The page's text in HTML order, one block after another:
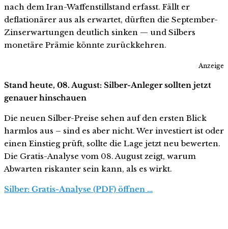
nach dem Iran-Waffenstillstand erfasst. Fällt er
deflationärer aus als erwartet, dürften die September-
Zinserwartungen deutlich sinken — und Silbers
monetäre Prämie könnte zurückkehren.
Anzeige
Stand heute, 08. August: Silber-Anleger sollten jetzt
genauer hinschauen
Die neuen Silber-Preise sehen auf den ersten Blick
harmlos aus – sind es aber nicht. Wer investiert ist oder
einen Einstieg prüft, sollte die Lage jetzt neu bewerten.
Die Gratis-Analyse vom 08. August zeigt, warum
Abwarten riskanter sein kann, als es wirkt.
Silber: Gratis-Analyse (PDF) öffnen …